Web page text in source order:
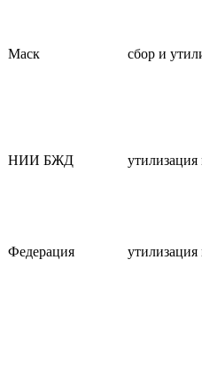
Маск сбор и
НИИ БЖД
Федерация